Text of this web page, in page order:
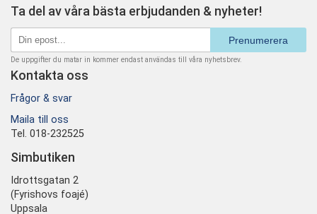
Ta del av våra bästa erbjudanden & nyheter!
Prenumerera
De uppgifter du matar in kommer endast användas till våra nyhetsbrev.
Kontakta oss
Frågor & svar
Maila till oss
Tel. 018-232525
Simbutiken
Idrottsgatan 2
(Fyrishovs foajé)
Uppsala